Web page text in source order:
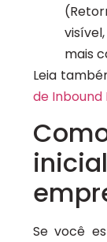
mais
Leia
de
Se você